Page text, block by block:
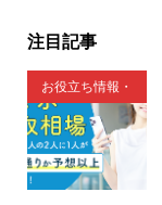
注目記事
お役立ち情報・
豆知識